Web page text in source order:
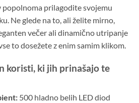
prilagodite svojemu
Ne glede na to, ali želite mirno,
večer ali dinamično utripanje
to dosežete z enim samim klikom.
koristi, ki jih prinašajo te
500 hladno belih LED diod